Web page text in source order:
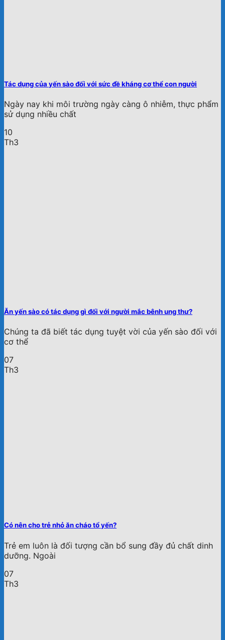
Tác dụng của yến sào đối với sức đề kháng cơ thể con người
Ngày nay khi môi trường ngày càng ô nhiễm, thực phẩm
sử dụng nhiều chất
10
Th3
Ăn yến sào có tác dụng gì đối với người mắc bênh ung thư?
Chúng ta đã biết tác dụng tuyệt vời của yến sào đối với
cơ thể
07
Th3
Có nên cho trẻ nhỏ ăn cháo tổ yến?
Trẻ em luôn là đối tượng cần bổ sung đầy đủ chất dinh
dưỡng. Ngoài
07
Th3